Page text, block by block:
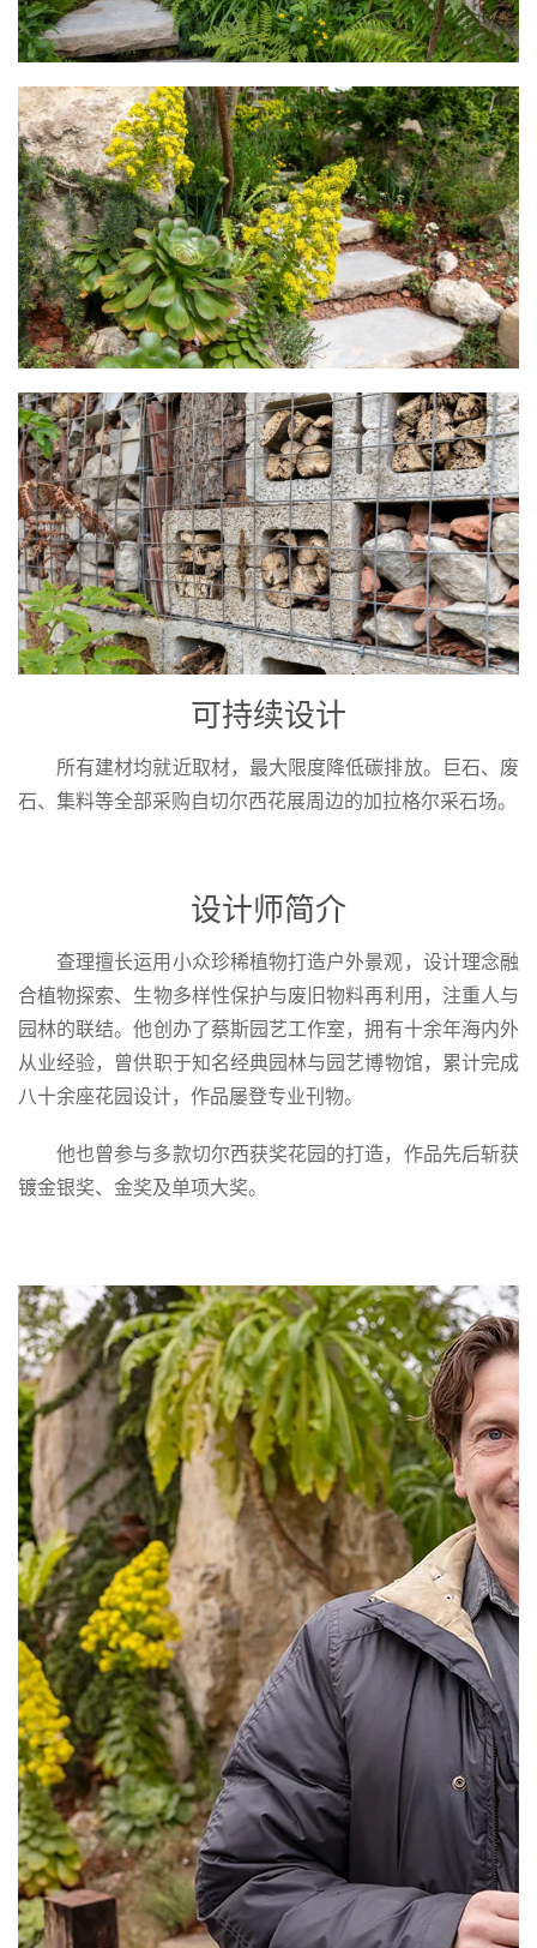
可持续设计
所有建材均就近取材，最大限度降低碳排放。巨石、废
石、集料等全部采购自切尔西花展周边的加拉格尔采石场。
设计师简介
查理擅长运用小众珍稀植物打造户外景观，设计理念融
合植物探索、生物多样性保护与废旧物料再利用，注重人与
园林的联结。他创办了蔡斯园艺工作室，拥有十余年海内外
从业经验，曾供职于知名经典园林与园艺博物馆，累计完成
八十余座花园设计，作品屡登专业刊物。
他也曾参与多款切尔西获奖花园的打造，作品先后斩获
镀金银奖、金奖及单项大奖。